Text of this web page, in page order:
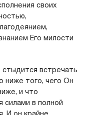
своих
Его милости
встречать
ниже того, чего Он
и что
силами в полной